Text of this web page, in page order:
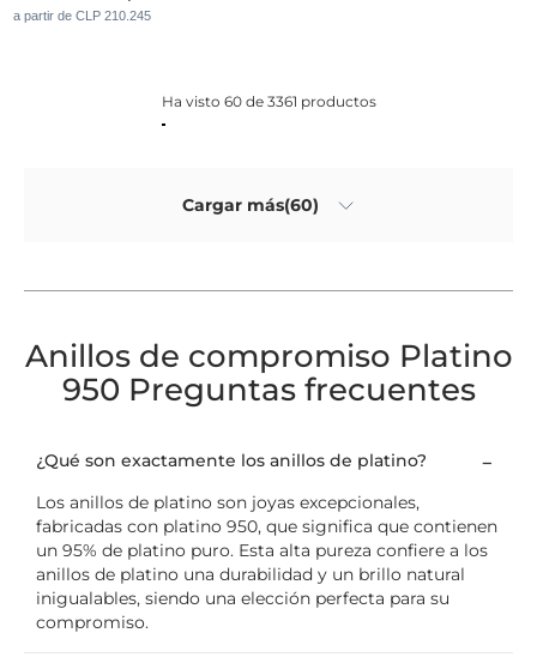
a partir de CLP 210.245
Ha visto 60 de 3361 productos
Cargar más(60)
Anillos de compromiso Platino
950 Preguntas frecuentes
¿Qué son exactamente los anillos de platino?
Los anillos de platino son joyas excepcionales,
fabricadas con platino 950, que significa que contienen
un 95% de platino puro. Esta alta pureza confiere a los
anillos de platino una durabilidad y un brillo natural
inigualables, siendo una elección perfecta para su
compromiso.